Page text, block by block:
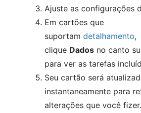
Ajuste as configurações
Em cartões que
suportam detalhamento,
clique Dados no canto
para ver as tarefas
Seu cartão será
instantaneamente para
alterações que você fizer.